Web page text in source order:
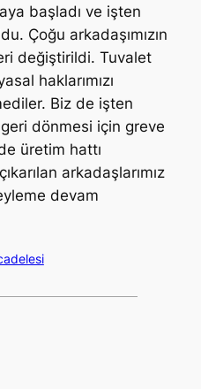
başladı ve işten
Çoğu arkadaşımızın
değiştirildi. Tuvalet
haklarımızı
Biz de işten
geri dönmesi için greve
üretim hattı
arkadaşlarımız
devam